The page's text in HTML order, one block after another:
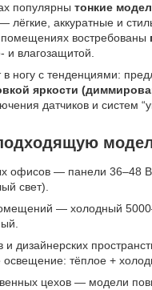
популярны тонкие
лёгкие, аккуратные и
востребованы
и влагозащитой.
в ногу с тенденциями:
яркости
датчиков и систем
офисов — панели 36–48
свет).
— холодный
и дизайнерских
тёплое +
цехов — модели